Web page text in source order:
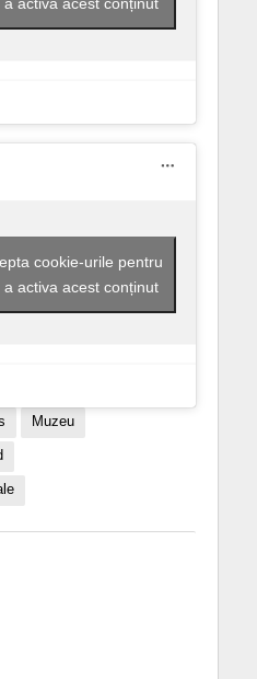
cookie-urile pentru
activa acest conținut
Muzeu